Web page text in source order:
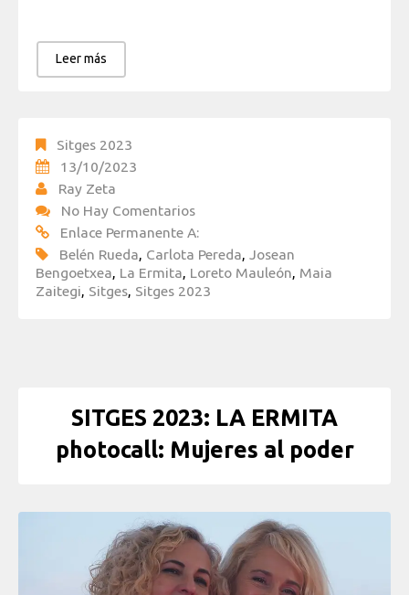
Leer más
Sitges 2023
13/10/2023
Ray Zeta
No Hay Comentarios
Enlace Permanente A:
Belén Rueda, Carlota Pereda, Josean
Bengoetxea, La Ermita, Loreto Mauleón, Maia
Zaitegi, Sitges, Sitges 2023
SITGES 2023: LA ERMITA
photocall: Mujeres al poder